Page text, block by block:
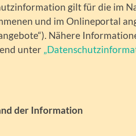
gilt für die im
und im Onlineportal
Nähere
unter
der Information